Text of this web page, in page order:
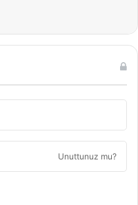
Unuttunuz mu?